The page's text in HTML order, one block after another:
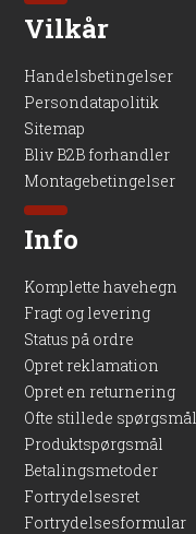
Vilkår
Handelsbetingelser
Persondatapolitik
Sitemap
Bliv B2B forhandler
Montagebetingelser
Info
Komplette havehegn
Fragt og levering
Status på ordre
Opret reklamation
Opret en returnering
Ofte stillede spørgsmål
Produktspørgsmål
Betalingsmetoder
Fortrydelsesret
Fortrydelsesformular